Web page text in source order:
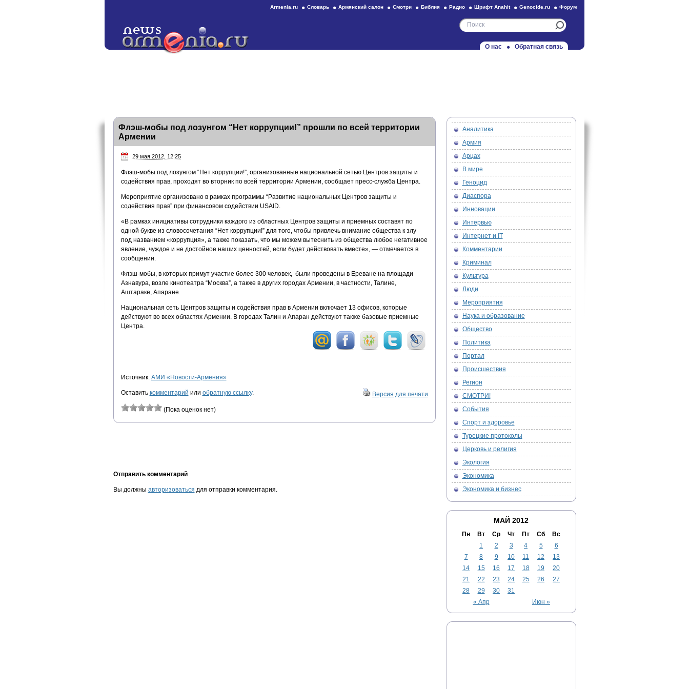
Armenia.ru Словарь Армянский салон Смотри Библия Радио Шрифт Anahit Genocide.ru Форум
О нас Обратная связь
Флэш-мобы под лозунгом “Нет коррупции!” прошли по всей территории
Армении
29 мая 2012, 12:25
Флэш-мобы под лозунгом “Нет коррупции!”, организованные национальной сетью Центров защиты и
содействия прав, проходят во вторник по всей территории Армении, сообщает пресс-служба Центра.
Мероприятие организовано в рамках программы “Развитие национальных Центров защиты и
содействия прав” при финансовом содействии USAID.
«В рамках инициативы сотрудники каждого из областных Центров защиты и приемных составят по
одной букве из словосочетания “Нет коррупции!” для того, чтобы привлечь внимание общества к злу
под названием «коррупция», а также показать, что мы можем вытеснить из общества любое негативное
явление, чуждое и не достойное наших ценностей, если будет действовать вместе», — отмечается в
сообщении.
Флэш-мобы, в которых примут участие более 300 человек, были проведены в Ереване на площади
Азнавура, возле кинотеатра “Москва”, а также в других городах Армении, в частности, Талине,
Аштараке, Апаране.
Национальная сеть Центров защиты и содействия прав в Армении включает 13 офисов, которые
действуют во всех областях Армении. В городах Талин и Апаран действуют также базовые приемные
Центра.
Источник: АМИ «Новости-Армения»
Оставить комментарий или обратную ссылку. Версия для печати
(Пока оценок нет)
Отправить комментарий
Вы должны авторизоваться для отправки комментария.
Аналитика
Армия
Арцах
В мире
Геноцид
Диаспора
Инновации
Интервью
Интернет и IT
Комментарии
Криминал
Культура
Люди
Мероприятия
Наука и образование
Общество
Политика
Портал
Происшествия
Регион
СМОТРИ!
События
Спорт и здоровье
Турецкие протоколы
Церковь и религия
Экология
Экономика
Экономика и бизнес
МАЙ 2012
Пн Вт Ср Чт Пт Сб Вс
« Апр Июн »
1 2 3 4 5
6
7
8 9 10 11 12
13
14
15 16 17 18 19
20
21
22 23 24 25 26
27
28
29 30 31